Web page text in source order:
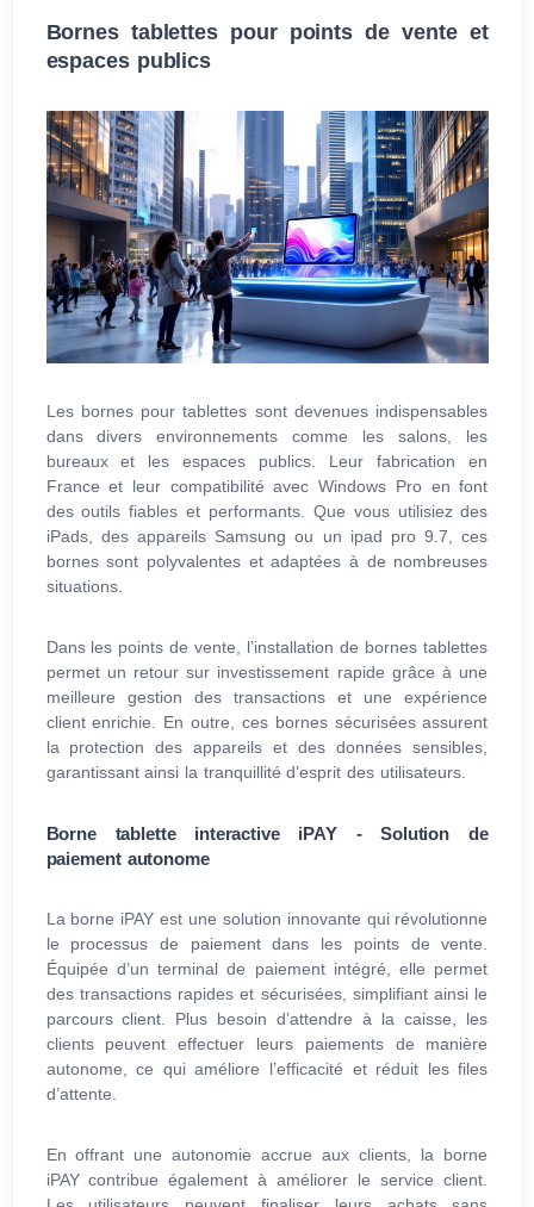
Bornes tablettes pour points de vente et
espaces publics
Les bornes pour tablettes sont devenues indispensables
dans divers environnements comme les salons, les
bureaux et les espaces publics. Leur fabrication en
France et leur compatibilité avec Windows Pro en font
des outils fiables et performants. Que vous utilisiez des
iPads, des appareils Samsung ou un ipad pro 9.7, ces
bornes sont polyvalentes et adaptées à de nombreuses
situations.
Dans les points de vente, l’installation de bornes tablettes
permet un retour sur investissement rapide grâce à une
meilleure gestion des transactions et une expérience
client enrichie. En outre, ces bornes sécurisées assurent
la protection des appareils et des données sensibles,
garantissant ainsi la tranquillité d’esprit des utilisateurs.
Borne tablette interactive iPAY - Solution de
paiement autonome
La borne iPAY est une solution innovante qui révolutionne
le processus de paiement dans les points de vente.
Équipée d’un terminal de paiement intégré, elle permet
des transactions rapides et sécurisées, simplifiant ainsi le
parcours client. Plus besoin d’attendre à la caisse, les
clients peuvent effectuer leurs paiements de manière
autonome, ce qui améliore l’efficacité et réduit les files
d’attente.
En offrant une autonomie accrue aux clients, la borne
iPAY contribue également à améliorer le service client.